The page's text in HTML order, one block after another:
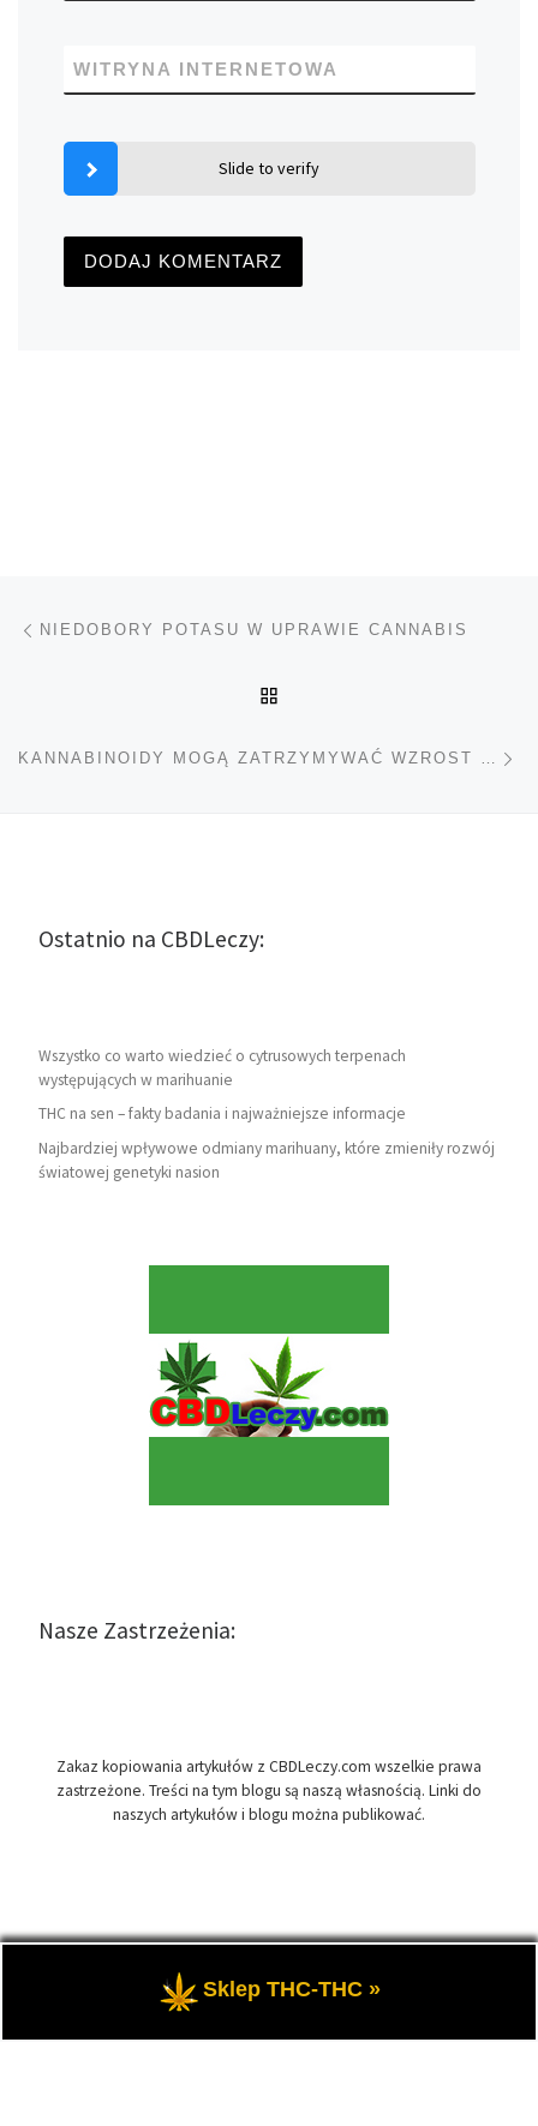
WITRYNA INTERNETOWA
Slide to verify
Nawigacja wpisu
NIEDOBORY POTASU W UPRAWIE CANNABIS
KANNABINOIDY MOGĄ ZATRZYMYWAĆ WZROST NOWOTWORÓW
Ostatnio na CBDLeczy:
Wszystko co warto wiedzieć o cytrusowych terpenach
występujących w marihuanie
THC na sen – fakty badania i najważniejsze informacje
Najbardziej wpływowe odmiany marihuany, które zmieniły rozwój
światowej genetyki nasion
Nasze Zastrzeżenia:
Zakaz kopiowania artykułów z CBDLeczy.com wszelkie prawa
zastrzeżone. Treści na tym blogu są naszą własnością. Linki do
naszych artykułów i blogu można publikować.
CBDLeczy.com – Wszelkie prawa zastrzeżone
marihuana i olej CBD-RSO w medycynie.
Sklep THC-THC »